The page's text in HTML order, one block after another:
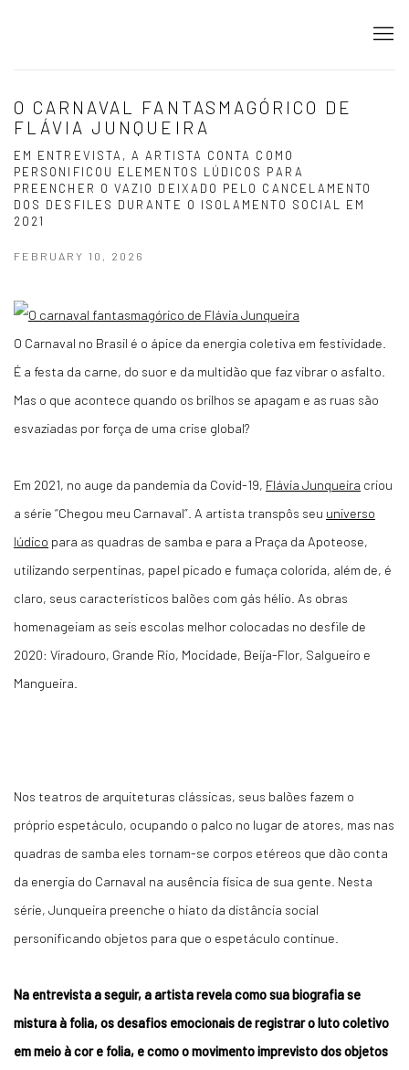
O CARNAVAL FANTASMAGÓRICO DE
FLÁVIA JUNQUEIRA
EM ENTREVISTA, A ARTISTA CONTA COMO
PERSONIFICOU ELEMENTOS LÚDICOS PARA
PREENCHER O VAZIO DEIXADO PELO CANCELAMENTO
DOS DESFILES DURANTE O ISOLAMENTO SOCIAL EM
2021
FEBRUARY 10, 2026
O Carnaval no Brasil é o ápice da energia coletiva em festividade.
É a festa da carne, do suor e da multidão que faz vibrar o asfalto.
Mas o que acontece quando os brilhos se apagam e as ruas são
esvaziadas por força de uma crise global?
Em 2021, no auge da pandemia da Covid-19, Flávia Junqueira criou
a série “Chegou meu Carnaval”. A artista transpôs seu universo
lúdico para as quadras de samba e para a Praça da Apoteose,
utilizando serpentinas, papel picado e fumaça colorida, além de, é
claro, seus característicos balões com gás hélio. As obras
homenageiam as seis escolas melhor colocadas no desfile de
2020: Viradouro, Grande Rio, Mocidade, Beija-Flor, Salgueiro e
Mangueira.
Nos teatros de arquiteturas clássicas, seus balões fazem o
próprio espetáculo, ocupando o palco no lugar de atores, mas nas
quadras de samba eles tornam-se corpos etéreos que dão conta
da energia do Carnaval na ausência física de sua gente. Nesta
série, Junqueira preenche o hiato da distância social
personificando objetos para que o espetáculo continue.
Na entrevista a seguir, a artista revela como sua biografia se
mistura à folia, os desafios emocionais de registrar o luto coletivo
em meio à cor e folia, e como o movimento imprevisto dos objetos